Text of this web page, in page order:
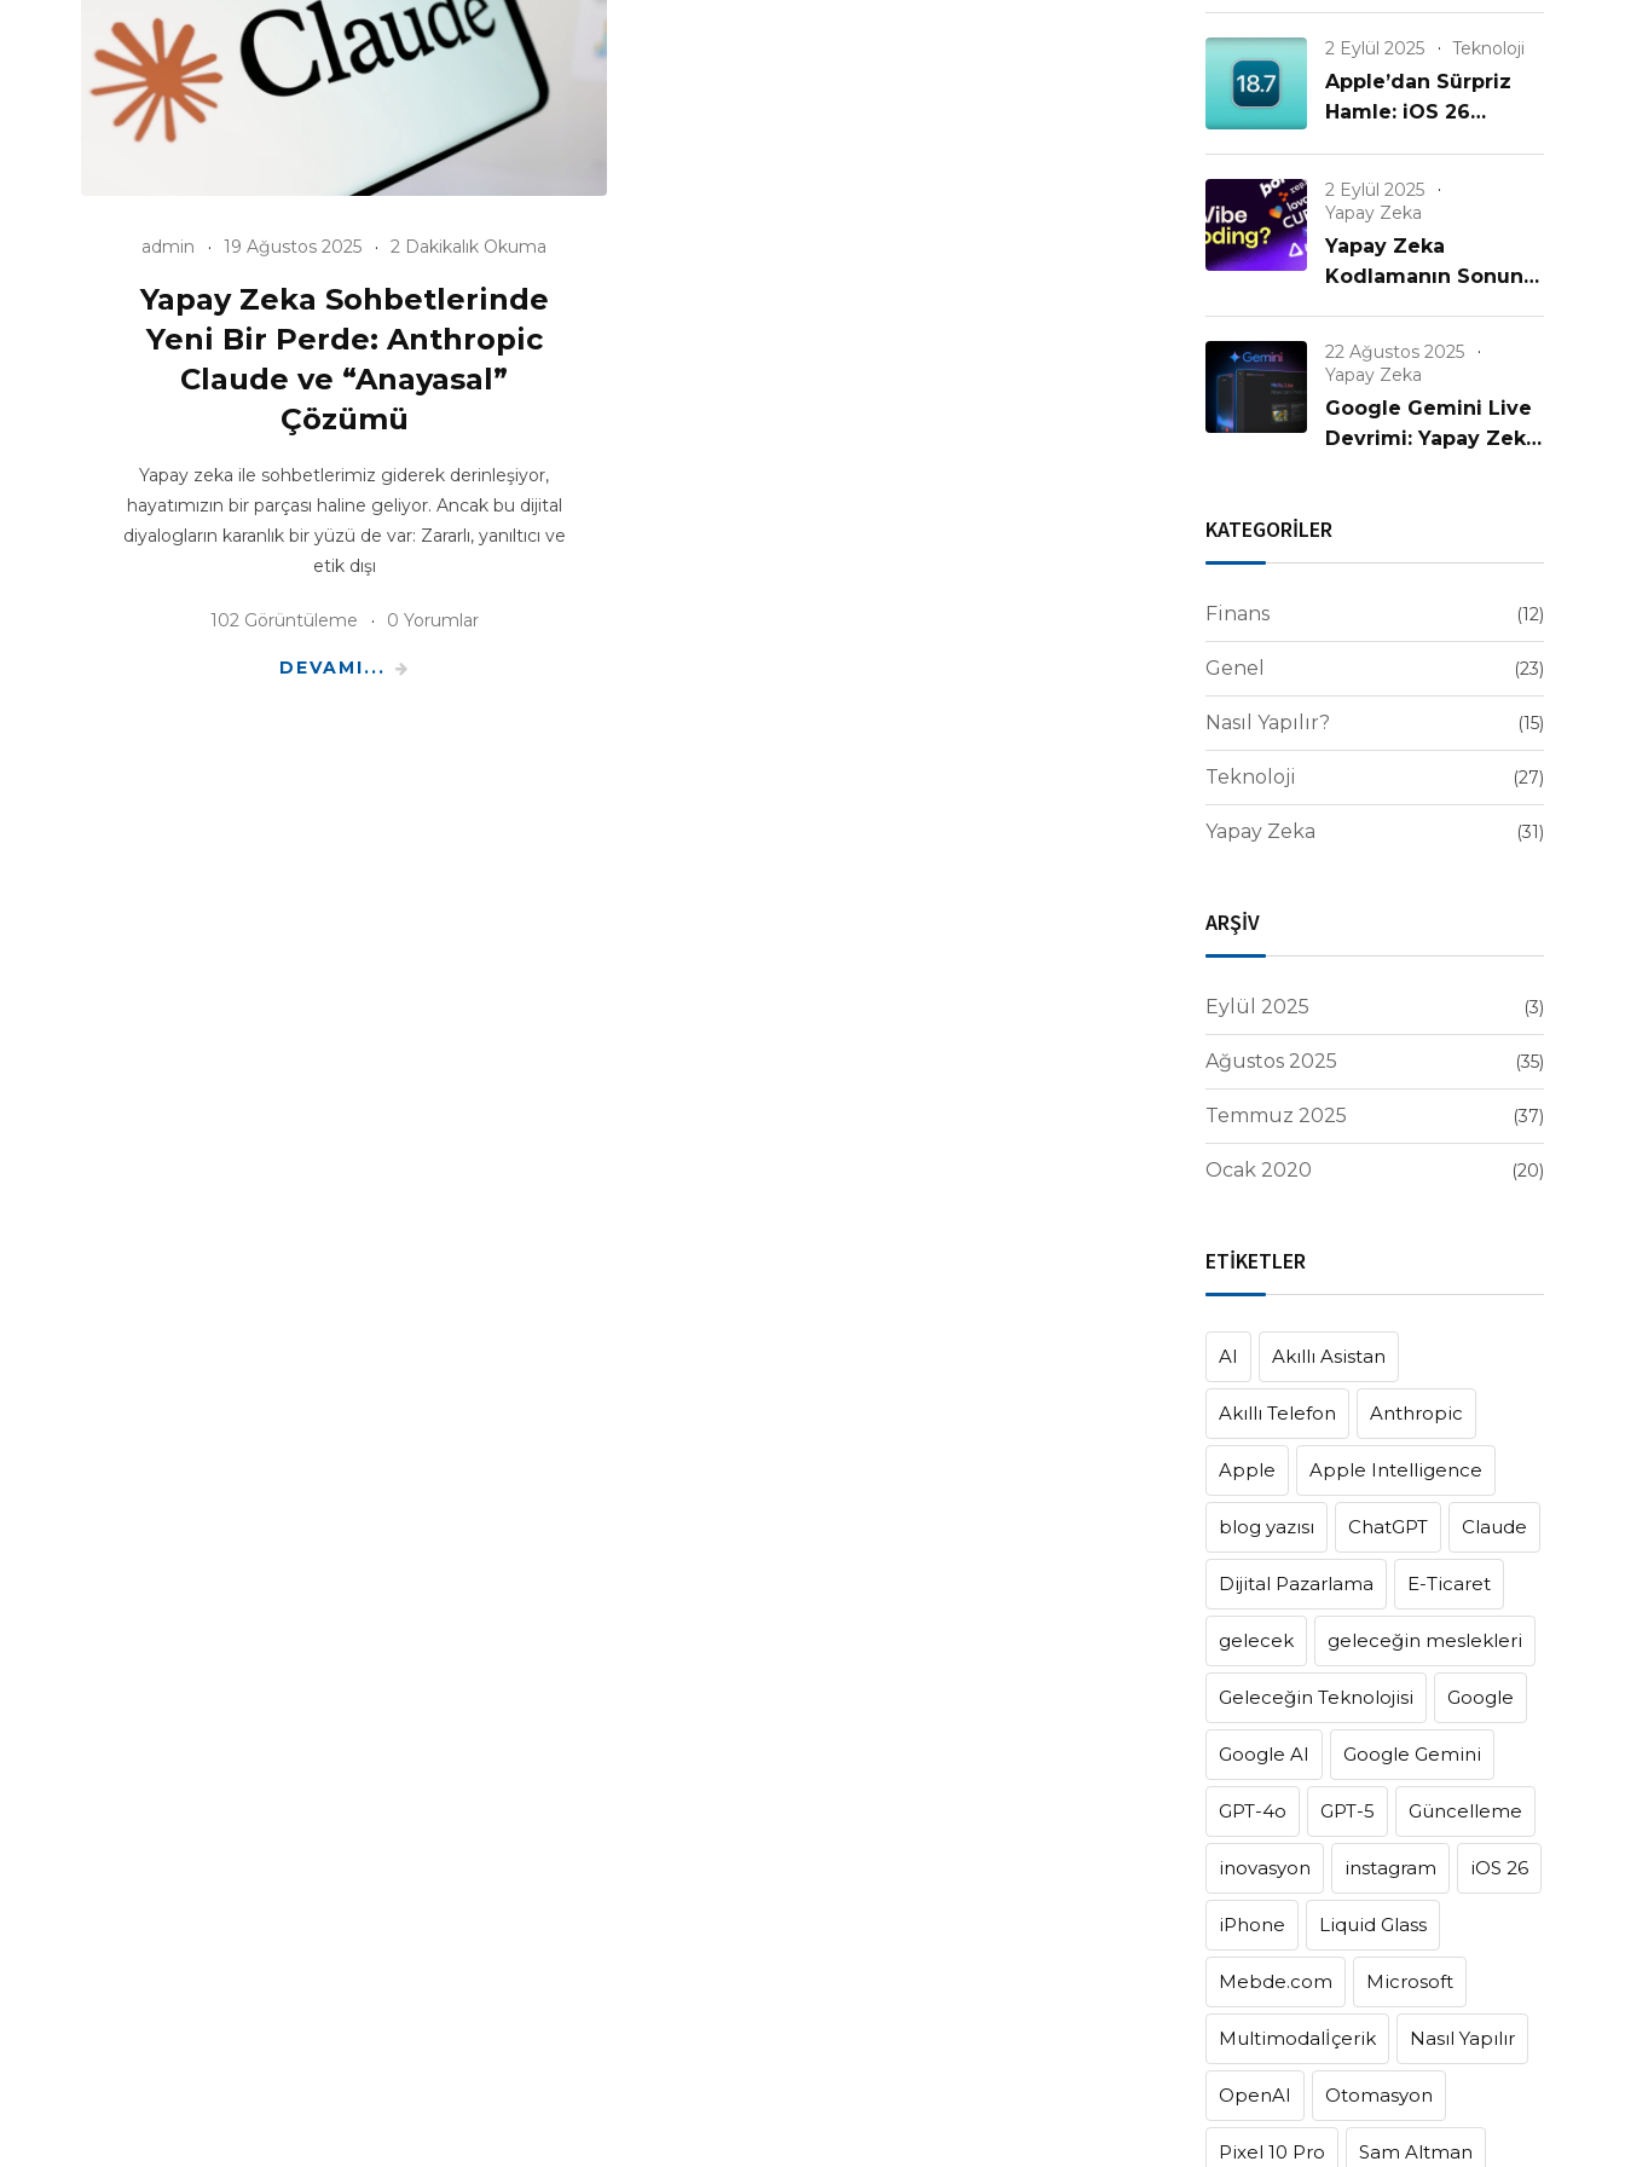
admin 19 Ağustos 2025 2 Dakikalık Okuma
Yapay Zeka Sohbetlerinde
Yeni Bir Perde: Anthropic
Claude ve “Anayasal”
Çözümü
Yapay zeka ile sohbetlerimiz giderek derinleşiyor,
hayatımızın bir parçası haline geliyor. Ancak bu dijital
diyalogların karanlık bir yüzü de var: Zararlı, yanıltıcı ve
etik dışı
102 Görüntüleme 0 Yorumlar
DEVAMI...
2 Eylül 2025 Teknoloji
Apple’dan Sürpriz
Hamle: iOS 26
iPhone’lar
Unutulmadı mı?
2 Eylül 2025
Yapay Zeka
Yapay Zeka
Kodlamanın Sonunu
mı?
22 Ağustos 2025
Yapay Zeka
Google Gemini Live
Devrimi: Yapay Zeka
Anlıyor!
KATEGORİLER
Finans (12)
Genel (23)
Nasıl Yapılır? (15)
Teknoloji (27)
Yapay Zeka (31)
ARŞİV
Eylül 2025 (3)
Ağustos 2025 (35)
Temmuz 2025 (37)
Ocak 2020 (20)
ETİKETLER
AI Akıllı Asistan
Akıllı Telefon Anthropic
Apple Apple Intelligence
blog yazısı ChatGPT Claude
Dijital Pazarlama E-Ticaret
gelecek geleceğin meslekleri
Geleceğin Teknolojisi Google
Google AI Google Gemini
GPT-4o GPT-5 Güncelleme
inovasyon instagram iOS 26
iPhone Liquid Glass
Mebde.com Microsoft
Multimodalİçerik Nasıl Yapılır
OpenAI Otomasyon
Pixel 10 Pro Sam Altman